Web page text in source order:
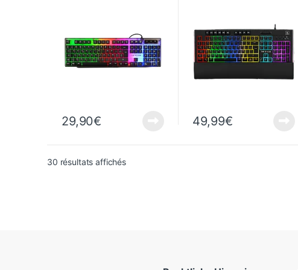
29,90€ 49,99€
30 résultats affichésSortiert vom neuesten zum ältesten